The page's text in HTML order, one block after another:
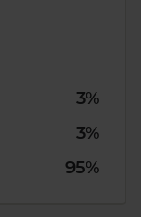
3%
3%
95%